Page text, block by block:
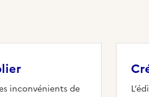
inconvénients de